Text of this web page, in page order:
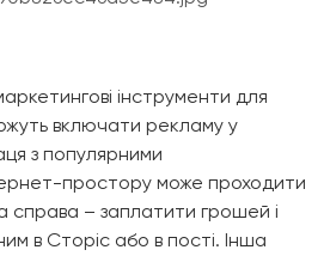
інструменти для
включати рекламу у
з популярними
простору може проходити
справа – заплатити грошей і
в Сторіс або в пості. Інша